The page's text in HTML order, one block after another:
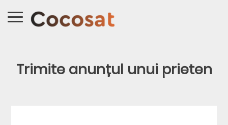
Trimite anunțul unui prieten